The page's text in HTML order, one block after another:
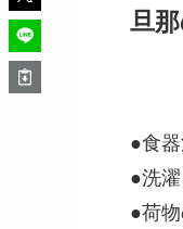
旦
●食
●洗
●荷